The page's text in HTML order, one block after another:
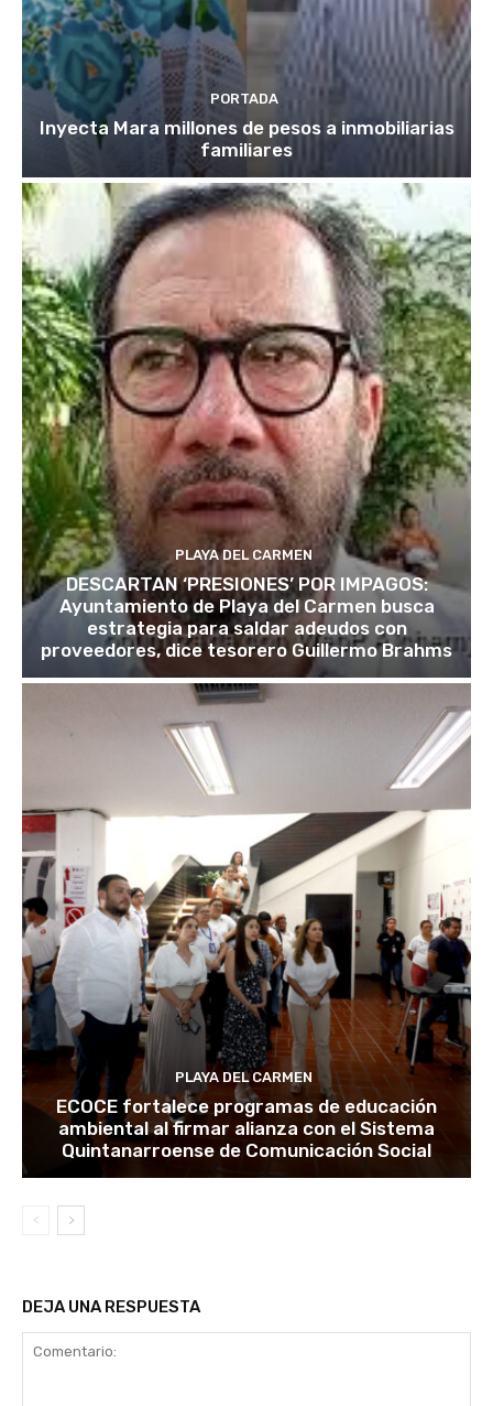
PORTADA
Inyecta Mara millones de pesos a inmobiliarias
familiares
PLAYA DEL CARMEN
DESCARTAN ‘PRESIONES’ POR IMPAGOS:
Ayuntamiento de Playa del Carmen busca
estrategia para saldar adeudos con
proveedores, dice tesorero Guillermo Brahms
PLAYA DEL CARMEN
ECOCE fortalece programas de educación
ambiental al firmar alianza con el Sistema
Quintanarroense de Comunicación Social
DEJA UNA RESPUESTA